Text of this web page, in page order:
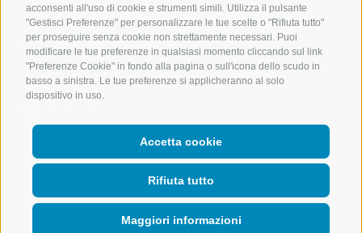
acconsenti all'uso di cookie e strumenti simili. Utilizza il pulsante
"Gestisci Preferenze" per personalizzare le tue scelte o "Rifiuta tutto"
per proseguire senza cookie non strettamente necessari. Puoi
modificare le tue preferenze in qualsiasi momento cliccando sul link
"Preferenze Cookie" in fondo alla pagina o sull'icona dello scudo in
basso a sinistra. Le tue preferenze si applicheranno al solo
dispositivo in uso.
Accetta cookie
Rifiuta tutto
Maggiori informazioni
Tel.:+39 0472 849625
info@ueberbacherbau.it
IT00752610212
Facebook
Credits
Privacy